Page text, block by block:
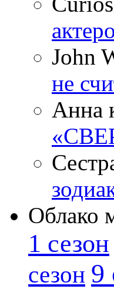
John
не
Анна
Облако
1 сезон
сезон 9